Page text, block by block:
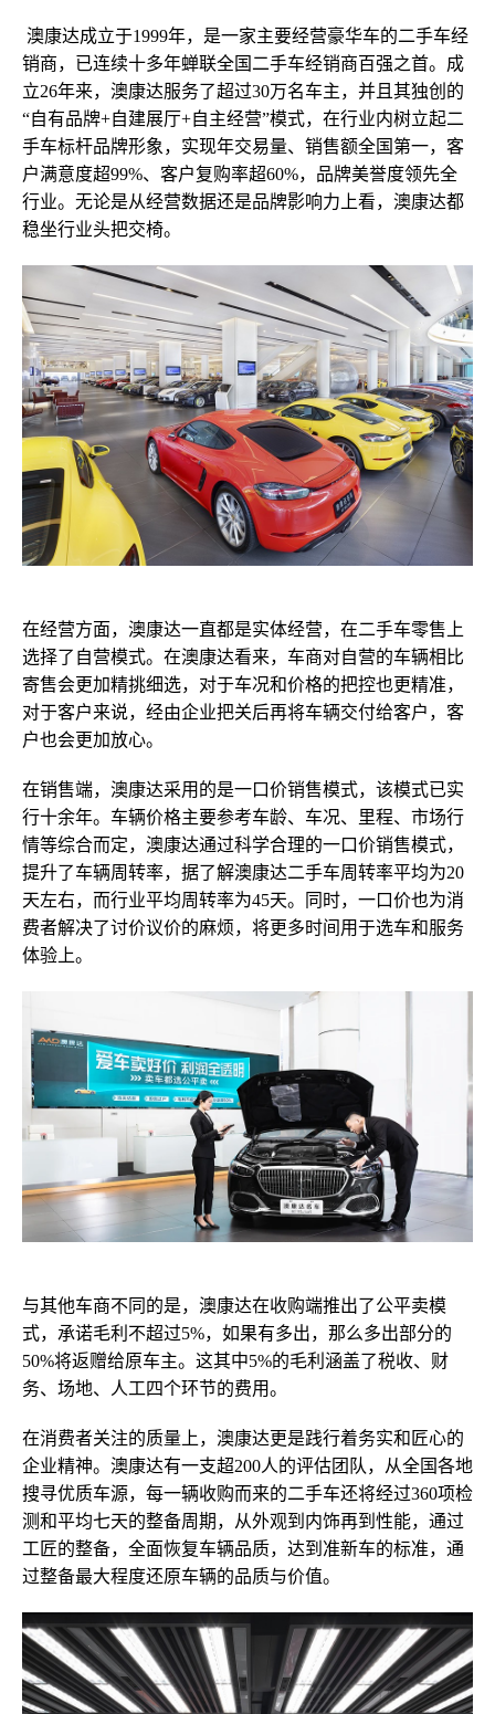
澳康达成立于1999年，是一家主要经营豪华车的二手车经
销商， 已连续十多年蝉联全国 二手车经销商百强之首。成
立26年来， 澳康达服务了超过30万名车主，并且 其独创的
“自有品牌+自建展厅+自主经营”模式，在行业内树立起二
手车标杆品牌形象，实现年交易量、销售额全国第一， 客
户满意度超99%、客户复购率超60%，品牌美誉度领先全
行业。无论是从经营数据还是品牌影响力上看，澳康达都
稳坐行业头把交椅。
在经营方面，澳康达一直都是实体经营，在二手车零售 上
选择了自营模式。在澳康达看来，车商对自营的车辆相比
寄售会更加精挑细选，对于车况和价格的把控也更精准，
对于客户来说，经由企业把关后再将车辆交付给客户， 客
户也会更加放心。
在销售端，澳康达采用的是一口价销售模式，该模式已实
行十余年。 车辆价格主要参考车龄、 车况、里程、市场行
情等综合而定，澳康达通过科学合理的一口价销售模式，
提升了车辆周转率，据了解澳康达二手车周转率平均为20
天左右，而行业平均周转率为45天。
同时，一口价也为消
费者解决了讨价议价的麻烦，将更多时间用于选车和服务
体验上。
与其他车商不同的是，澳康达在收购端推出了公平卖模
式，承诺毛利不超过5%，如果有多出，那么多出部分的
50%将返赠给原车主。 这其中5%的毛利涵盖了税收、财
务、场地、人工四个环节的费用。
在消费者关注的质量上，澳康达更是践行着务实和匠心的
企业精神。澳康达有一支超200人的评估团队，从全国各地
搜寻优质车源， 每一辆收购而来的二手车还将经过360项检
测和平均七天的整备周期，从外观到内饰再到性能，通过
工匠的整备，全面恢复车辆品质，达到准新车的标准， 通
过整备最大程度还原车辆的品质与价值。